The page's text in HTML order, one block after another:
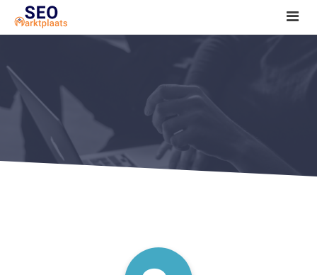
SEO tools reviews
Marketeer bij jou in de buurt?
Offerte
1. Seo voor beginners +
2. Onderzoeken +